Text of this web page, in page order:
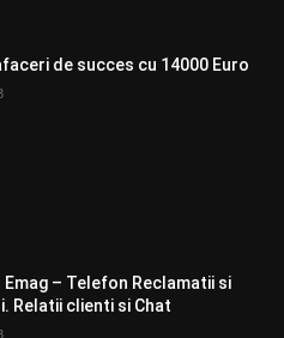
de succes cu 14000 Euro
– Telefon Reclamatii si
Relatii clienti si Chat